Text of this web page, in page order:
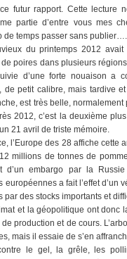
futur rapport. Cette lecture
partie d’entre vous mes
de temps passer sans publier….
du printemps 2012 avait
poires dans plusieurs
d’une forte nouaison a
de petit calibre, mais tardive
est très belle, normalement
2012, c’est la deuxième
21 avril de triste mémoire.
l’Europe des 28 affiche cette
millions de tonnes de
d’un embargo par la
européennes a fait l’effet d’un
par des stocks importants et
et la géopolitique ont donc
production et de cours.
mais il essaie de s’en
le gel, la grêle, les